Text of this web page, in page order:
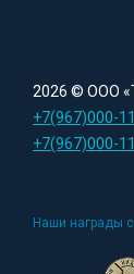
2026 © ООО
+7(967)000-
+7(967)000-
Наши награды